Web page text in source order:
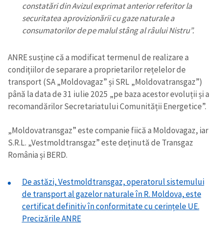
constatări din Avizul exprimat anterior referitor la
securitatea aprovizionării cu gaze naturale a
consumatorilor de pe malul stâng al râului Nistru”.
ANRE susține că a modificat termenul de realizare a
condițiilor de separare a proprietarilor rețelelor de
transport (SA „Moldovagaz” și SRL „Moldovatransgaz”)
până la data de 31 iulie 2025 „pe baza acestor evoluții și a
recomandărilor Secretariatului Comunității Energetice”.
„Moldovatransgaz” este companie fiică a Moldovagaz, iar
S.R.L. „Vestmoldtransgaz” este deținută de Transgaz
România și BERD.
De astăzi, Vestmoldtransgaz, operatorul sistemului
de transport al gazelor naturale în R. Moldova, este
certificat definitiv în conformitate cu cerințele UE.
Precizările ANRE